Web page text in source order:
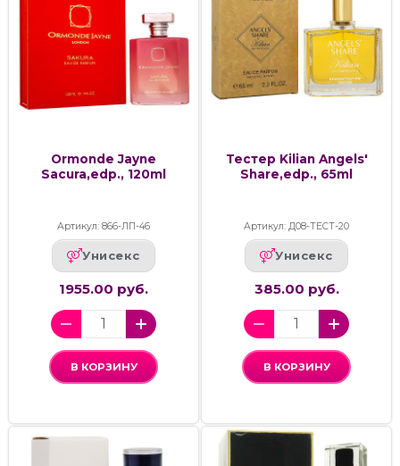
Ormonde Jayne
Sacura,edp., 120ml
Артикул: 866-ЛП-46
Унисекс
1955.00 руб.
В КОРЗИНУ
Тестер Kilian Angels'
Share,edp., 65ml
Артикул: Д08-ТЕСТ-20
Унисекс
385.00 руб.
В КОРЗИНУ